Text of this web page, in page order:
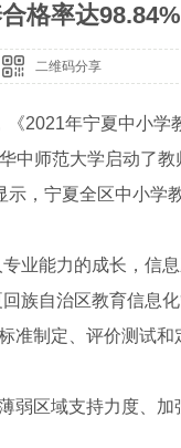
格率达98.84%
二维码分享
2021年宁夏中小学
中师范大学启动了教
，宁夏全区中小学
业能力的成长，信
族自治区教育信息
准制定、评价测试
弱区域支持力度、